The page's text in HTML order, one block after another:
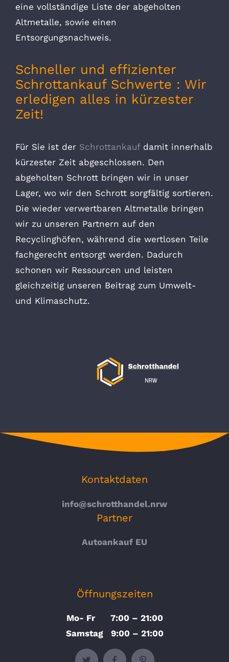
eine vollständige Liste der abgeholten
Altmetalle, sowie einen
Entsorgungsnachweis.
Schneller und effizienter
Schrottankauf Schwerte : Wir
erledigen alles in kürzester
Zeit!
Für Sie ist der Schrottankauf damit innerhalb
kürzester Zeit abgeschlossen. Den
abgeholten Schrott bringen wir in unser
Lager, wo wir den Schrott sorgfältig sortieren.
Die wieder verwertbaren Altmetalle bringen
wir zu unseren Partnern auf den
Recyclinghöfen, während die wertlosen Teile
fachgerecht entsorgt werden. Dadurch
schonen wir Ressourcen und leisten
gleichzeitig unseren Beitrag zum Umwelt-
und Klimaschutz.
Kontaktdaten
info@schrotthandel.nrw
Partner
Autoankauf EU
Öffnungszeiten
Mo- Fr 7:00 – 21:00
Samstag 9:00 – 21:00